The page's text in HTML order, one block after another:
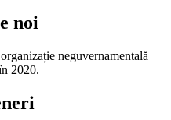
noi
neguvernamentală
2020.